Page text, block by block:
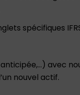
spécifiques
avec
nouvel actif.